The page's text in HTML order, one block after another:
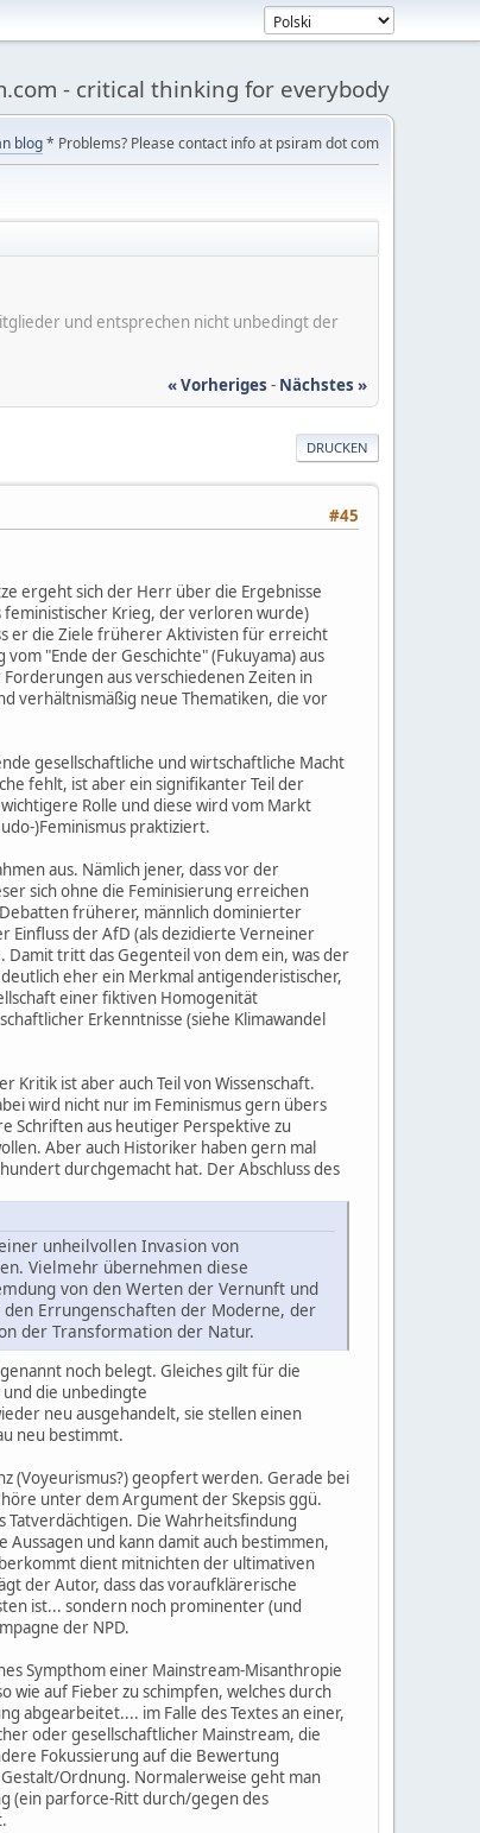
- critical thinking for everybody
blog* Problems? Please contact info at psiram dot com
und entsprechen nicht unbedingt der
« Vorheriges - Nächstes »
DRUCKEN
#45
ergeht sich der Herr über die Ergebnisse
feministischer Krieg, der verloren wurde)
er die Ziele früherer Aktivisten für erreicht
"Ende der Geschichte" (Fukuyama) aus
aus verschiedenen Zeiten in
verhältnismäßig neue Thematiken, die vor
gesellschaftliche und wirtschaftliche Macht
fehlt, ist aber ein signifikanter Teil der
Rolle und diese wird vom Markt
)Feminismus praktiziert.
aus. Nämlich jener, dass vor der
sich ohne die Feminisierung erreichen
früherer, männlich dominierter
Einfluss der AfD (als dezidierte Verneiner
tritt das Gegenteil von dem ein, was der
eher ein Merkmal antigenderistischer,
einer fiktiven Homogenität
Erkenntnisse (siehe Klimawandel
Kritik ist aber auch Teil von Wissenschaft.
wird nicht nur im Feminismus gern übers
Schriften aus heutiger Perspektive zu
Aber auch Historiker haben gern mal
durchgemacht hat. Der Abschluss des
unheilvollen Invasion von
Vielmehr übernehmen diese
von den Werten der Vernunft und
Errungenschaften der Moderne, der
der Transformation der Natur.
noch belegt. Gleiches gilt für die
die unbedingte
neu ausgehandelt, sie stellen einen
neu bestimmt.
(Voyeurismus?) geopfert werden. Gerade bei
unter dem Argument der Skepsis ggü.
Die Wahrheitsfindung
und kann damit auch bestimmen,
dient mitnichten der ultimativen
der Autor, dass das voraufklärerische
ist... sondern noch prominenter (und
der NPD.
Sympthom einer Mainstream-Misanthropie
wie auf Fieber zu schimpfen, welches durch
abgearbeitet.... im Falle des Textes an einer,
oder gesellschaftlicher Mainstream, die
Fokussierung auf die Bewertung
Ordnung. Normalerweise geht man
(ein parforce-Ritt durch/gegen des